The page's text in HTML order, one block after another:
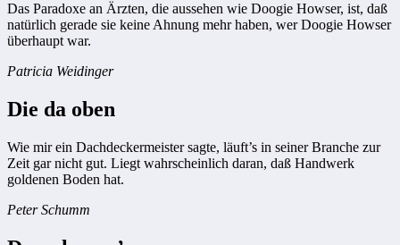
Das Paradoxe an Ärzten, die aussehen wie Doogie Howser, ist, daß
natürlich gerade sie keine Ahnung mehr haben, wer Doogie Howser
überhaupt war.
Patricia Weidinger
Die da oben
Wie mir ein Dachdeckermeister sagte, läuft’s in seiner Branche zur
Zeit gar nicht gut. Liegt wahrscheinlich daran, daß Handwerk
goldenen Boden hat.
Peter Schumm